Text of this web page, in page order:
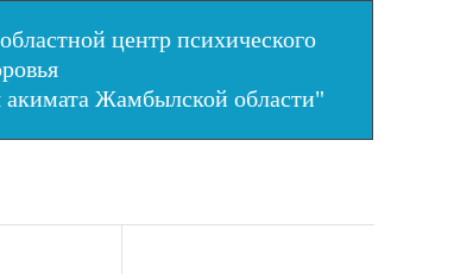
центр психического
акимата Жамбылской области"